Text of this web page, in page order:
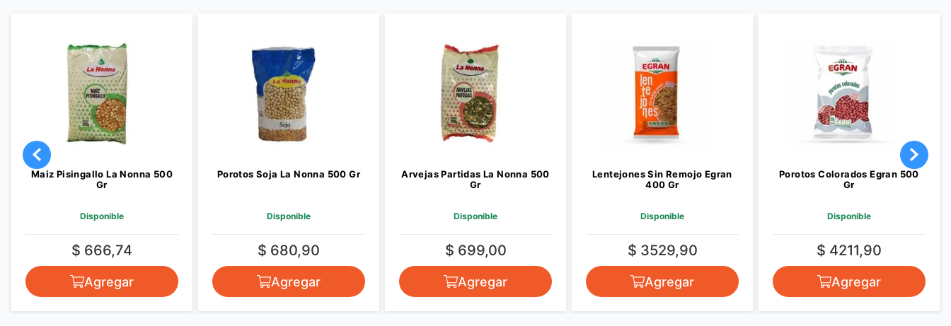
Maiz Pisingallo La Nonna 500
Gr
Disponible
$ 666,74
Agregar
Porotos Soja La Nonna 500 Gr
Disponible
$ 680,90
Agregar
Arvejas Partidas La Nonna 500
Gr
Disponible
$ 699,00
Agregar
Lentejones Sin Remojo Egran
400 Gr
Disponible
$ 3529,90
Agregar
Porotos Colorados Egran 500
Gr
Disponible
$ 4211,90
Agregar